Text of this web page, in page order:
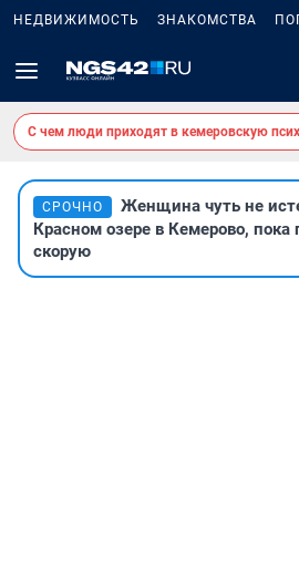
НЕДВИЖИМОСТЬ ЗНАКОМСТВА
С чем люди приходят в кемеровскую
СРОЧНО
Женщина чуть не
Красном озере в Кемерово, пока
скорую